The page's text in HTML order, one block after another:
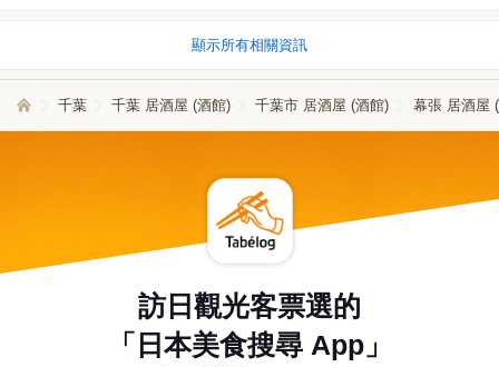
顯示所有相關資訊
千葉 千葉 居酒屋 (酒館) 千葉市 居酒屋 (酒館) 幕張 居酒屋
訪日觀光客票選的
「日本美食搜尋 App」